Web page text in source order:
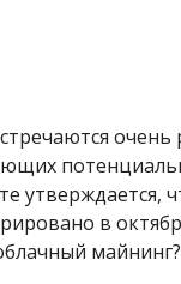
утверждается,
в
майнинг?